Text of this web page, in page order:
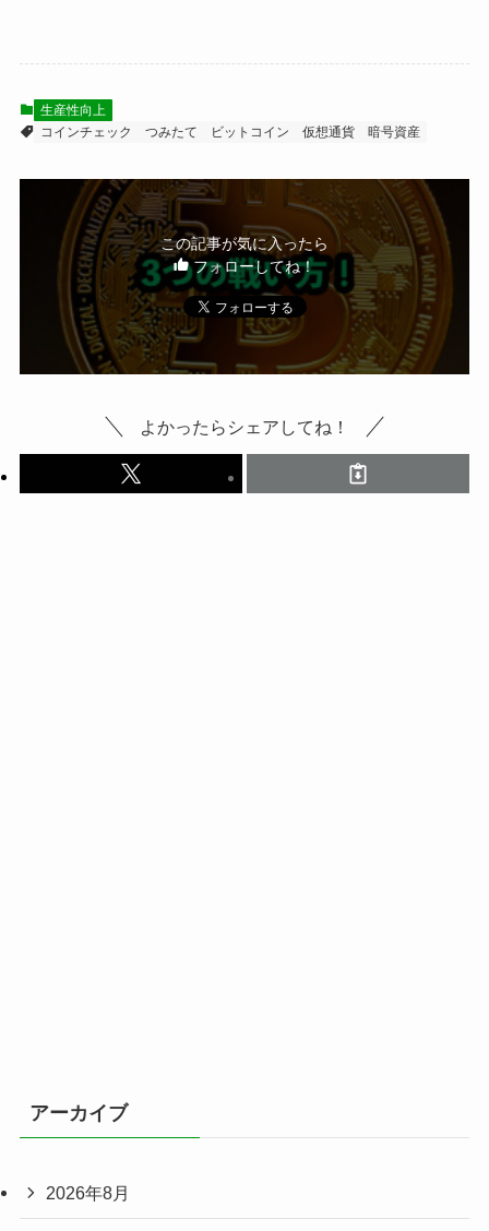
生産性向上
コインチェック
つみたて ビットコイン 仮想通貨 暗号資産
この記事が気に入ったら
フォローしてね！
よかったらシェアしてね！
アーカイブ
2026年8月